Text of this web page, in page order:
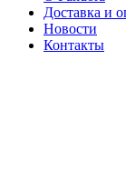
Доставка и
Новости
Контакты